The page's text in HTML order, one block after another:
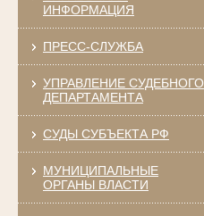
ИНФОРМАЦИЯ
ПРЕСС-СЛУЖБА
УПРАВЛЕНИЕ СУДЕБНОГО
ДЕПАРТАМЕНТА
СУДЫ СУБЪЕКТА РФ
МУНИЦИПАЛЬНЫЕ
ОРГАНЫ ВЛАСТИ